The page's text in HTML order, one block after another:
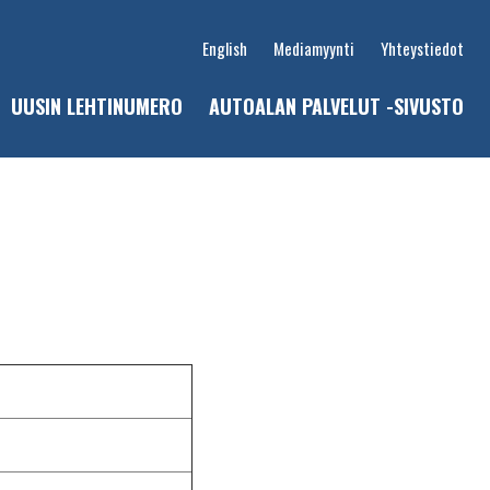
English Mediamyynti Yhteystiedot
UUSIN LEHTINUMERO AUTOALAN PALVELUT -SIVUSTO